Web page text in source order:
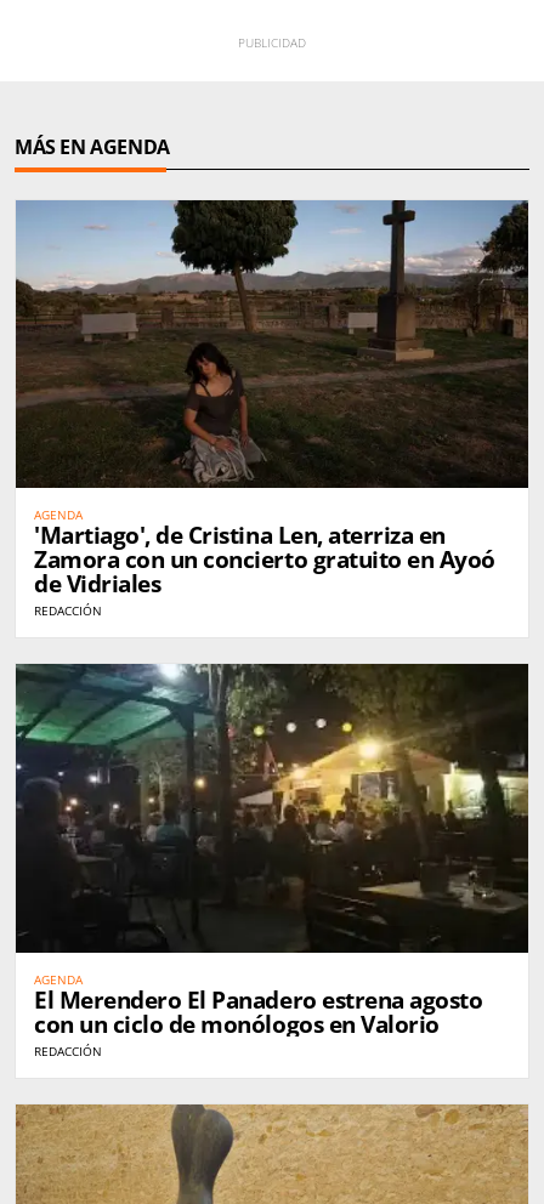
MÁS EN AGENDA
AGENDA
'Martiago', de Cristina Len, aterriza en
Zamora con un concierto gratuito en Ayoó
de Vidriales
REDACCIÓN
AGENDA
El Merendero El Panadero estrena agosto
con un ciclo de monólogos en Valorio
REDACCIÓN